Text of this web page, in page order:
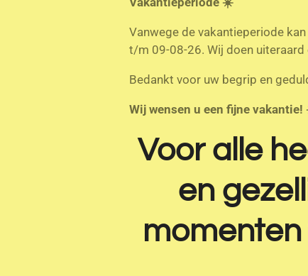
Vanwege de vakantieperiode
t/m 09-08-26. Wij doen
Bedankt voor uw begrip en
Wij wensen u een fijne
Voor alle
en
momenten